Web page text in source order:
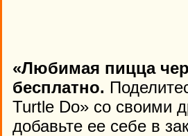
«Любимая пицца
бесплатно.
Turtle Do» со своими
добавьте ее себе в